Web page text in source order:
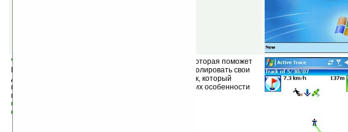
VITO ActiveTrace v2.0
(шареварная) — программа, которая поможет
Вам более эффективно заниматься спортом и контролировать свои
достижения (рекорды). Это спортивный GPS дневник, который
поддерживает различные виды спорта и учитывает их особенности
при сборе статистики.
Скачать версию для КПК/коммуникаторов
Скачать версию для смартфонов